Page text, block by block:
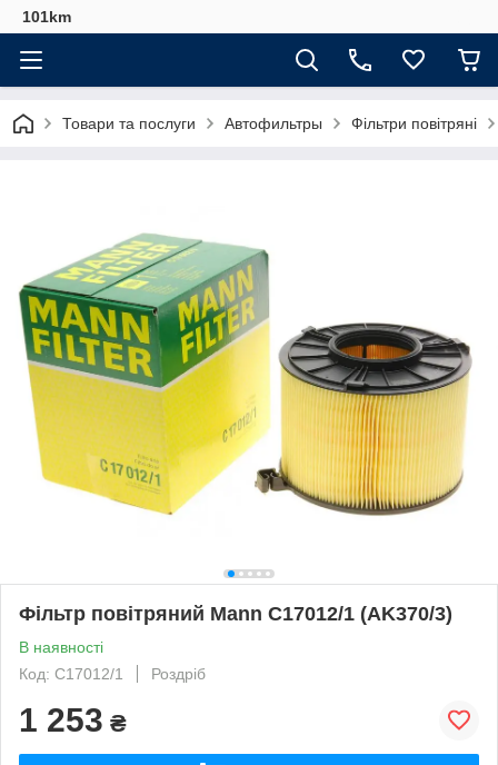
101km
Товари та послуги Автофильтры Фільтри повітряні
Фільтр повітряний Mann C17012/1 (AK370/3)
В наявності
Код: C17012/1
Роздріб
1 253 ₴